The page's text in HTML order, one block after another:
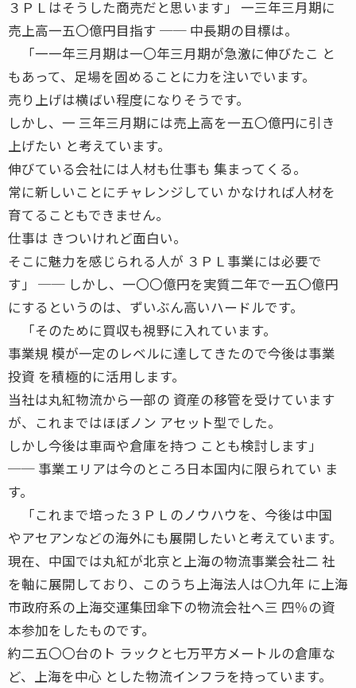
３ＰＬはそうした商売だと思います」 一三年三月期に
売上高一五〇億円目指す ── 中長期の目標は。
「一一年三月期は一〇年三月期が急激に伸びたこ と
もあって、足場を固めることに力を注いでいます。
売り上げは横ばい程度になりそうです。
しかし、一 三年三月期には売上高を一五〇億円に引き
上げたい と考えています。
伸びている会社には人材も仕事も 集まってくる。
常に新しいことにチャレンジしてい かなければ人材を
育てることもできません。
仕事は きついけれど面白い。
そこに魅力を感じられる人が ３ＰＬ事業には必要で
す」 ── しかし、一〇〇億円を実質二年で一五〇億円
にするというのは、ずいぶん高いハードルです。
「そのために買収も視野に入れています。
事業規 模が一定のレベルに達してきたので今後は事業
投資 を積極的に活用します。
当社は丸紅物流から一部の 資産の移管を受けています
が、これまではほぼノン アセット型でした。
しかし今後は車両や倉庫を持つ ことも検討します」
── 事業エリアは今のところ日本国内に限られてい ま
す。
「これまで培った３ＰＬのノウハウを、今後は中国
やアセアンなどの海外にも展開したいと考えています。
現在、中国では丸紅が北京と上海の物流事業会社二 社
を軸に展開しており、このうち上海法人は〇九年 に上海
市政府系の上海交運集団傘下の物流会社へ三 四％の資
本参加をしたものです。
約二五〇〇台のト ラックと七万平方メートルの倉庫な
ど、上海を中心 とした物流インフラを持っています。